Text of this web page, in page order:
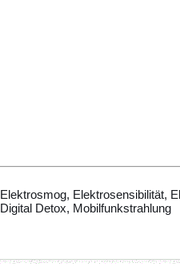
Elektrosmog, Elektrosensibilität,
Digital Detox, Mobilfunkstrahlung